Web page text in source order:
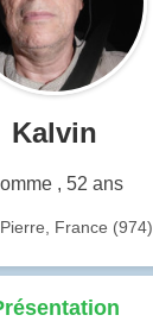
Kalvin
, 52 ans
France (974)